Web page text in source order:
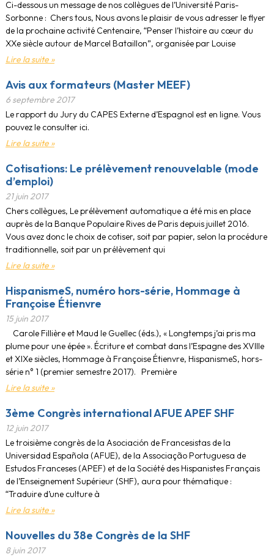
Ci-dessous un message de nos collègues de l’Université Paris-
Sorbonne : Chers tous, Nous avons le plaisir de vous adresser le flyer
de la prochaine activité Centenaire, “Penser l’histoire au cœur du
XXe siècle autour de Marcel Bataillon”, organisée par Louise
Lire la suite »
Avis aux formateurs (Master MEEF)
6 septembre 2017
Le rapport du Jury du CAPES Externe d’Espagnol est en ligne. Vous
pouvez le consulter ici.
Lire la suite »
Cotisations: Le prélèvement renouvelable (mode
d’emploi)
21 juin 2017
Chers collègues, Le prélèvement automatique a été mis en place
auprès de la Banque Populaire Rives de Paris depuis juillet 2016.
Vous avez donc le choix de cotiser, soit par papier, selon la procédure
traditionnelle, soit par un prélèvement qui
Lire la suite »
HispanismeS, numéro hors-série, Hommage à
Françoise Étienvre
15 juin 2017
Carole Fillière et Maud le Guellec (éds.), « Longtemps j’ai pris ma
plume pour une épée ». Écriture et combat dans l’Espagne des XVIIIe
et XIXe siècles, Hommage à Françoise Étienvre, HispanismeS, hors-
série n° 1 (premier semestre 2017). Première
Lire la suite »
3ème Congrès international AFUE APEF SHF
12 juin 2017
Le troisième congrès de la Asociación de Francesistas de la
Universidad Española (AFUE), de la Associação Portuguesa de
Estudos Franceses (APEF) et de la Société des Hispanistes Français
de l’Enseignement Supérieur (SHF), aura pour thématique :
“Traduire d’une culture à
Lire la suite »
Nouvelles du 38e Congrès de la SHF
8 juin 2017